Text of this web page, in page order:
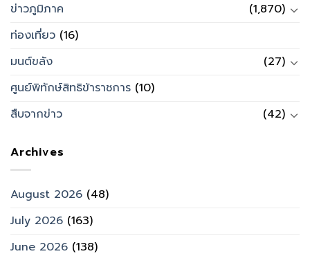
ข่าวภูมิภาค
(1,870)
ท่องเที่ยว (16)
มนต์ขลัง
(27)
ศูนย์พิทักษ์สิทธิข้าราชการ (10)
สืบจากข่าว
(42)
Archives
August 2026 (48)
July 2026 (163)
June 2026 (138)